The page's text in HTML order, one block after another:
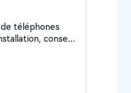
conseil
centre d'appel
Wefix